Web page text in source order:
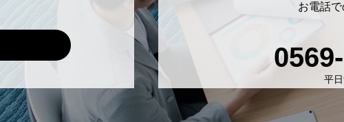
お電話
平